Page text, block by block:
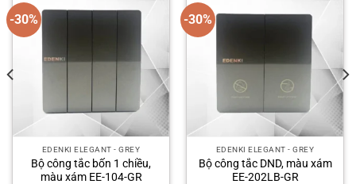
-30%
EDENKI ELEGANT - GREY
Bộ công tắc bốn 1 chiều,
màu xám EE-104-GR
-30%
EDENKI ELEGANT - GREY
Bộ công tắc DND, màu xám
EE-202LB-GR